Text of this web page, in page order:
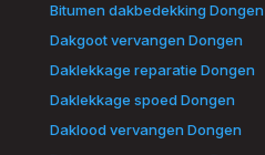
Bitumen dakbedekking Dongen
Dakgoot vervangen Dongen
Daklekkage reparatie Dongen
Daklekkage spoed Dongen
Daklood vervangen Dongen